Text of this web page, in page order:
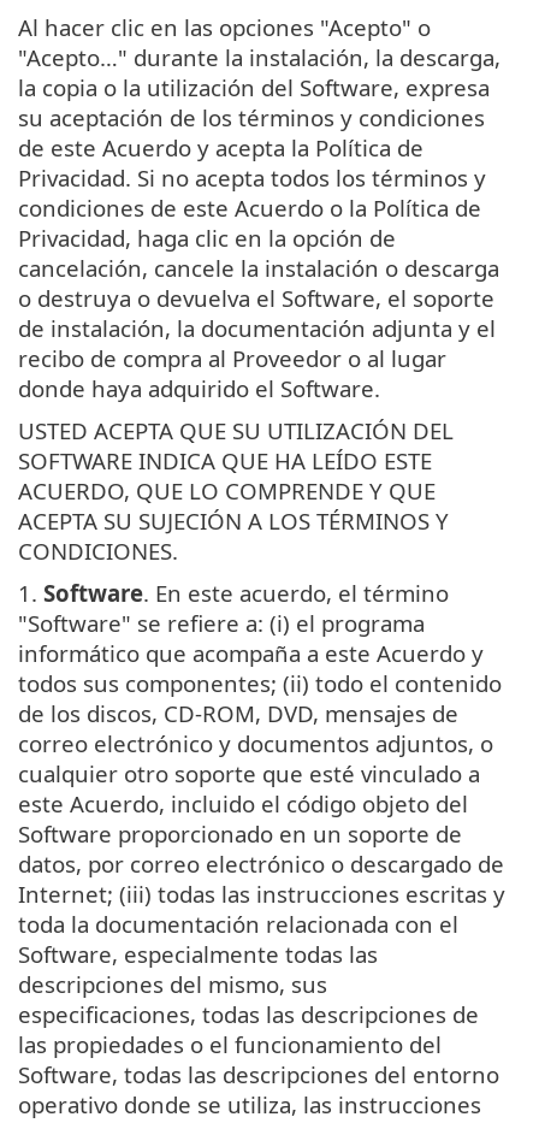
Al hacer clic en las opciones "Acepto" o
"Acepto…" durante la instalación, la descarga,
la copia o la utilización del Software, expresa
su aceptación de los términos y condiciones
de este Acuerdo y acepta la Política de
Privacidad. Si no acepta todos los términos y
condiciones de este Acuerdo o la Política de
Privacidad, haga clic en la opción de
cancelación, cancele la instalación o descarga
o destruya o devuelva el Software, el soporte
de instalación, la documentación adjunta y el
recibo de compra al Proveedor o al lugar
donde haya adquirido el Software.
USTED ACEPTA QUE SU UTILIZACIÓN DEL
SOFTWARE INDICA QUE HA LEÍDO ESTE
ACUERDO, QUE LO COMPRENDE Y QUE
ACEPTA SU SUJECIÓN A LOS TÉRMINOS Y
CONDICIONES.
1. Software. En este acuerdo, el término
"Software" se refiere a: (i) el programa
informático que acompaña a este Acuerdo y
todos sus componentes; (ii) todo el contenido
de los discos, CD-ROM, DVD, mensajes de
correo electrónico y documentos adjuntos, o
cualquier otro soporte que esté vinculado a
este Acuerdo, incluido el código objeto del
Software proporcionado en un soporte de
datos, por correo electrónico o descargado de
Internet; (iii) todas las instrucciones escritas y
toda la documentación relacionada con el
Software, especialmente todas las
descripciones del mismo, sus
especificaciones, todas las descripciones de
las propiedades o el funcionamiento del
Software, todas las descripciones del entorno
operativo donde se utiliza, las instrucciones